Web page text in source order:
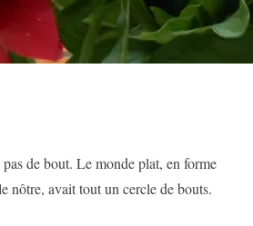
de bout. Le monde plat, en forme
nôtre, avait tout un cercle de bouts.